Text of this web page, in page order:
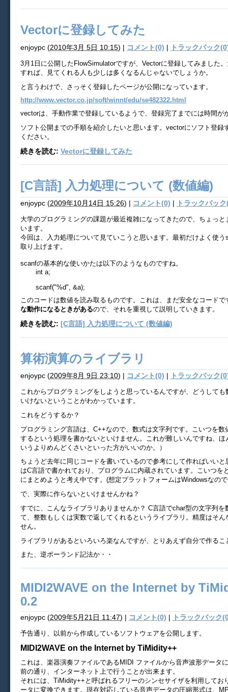
Vectorに登録してみた
enjoypc (2010年3月 5日 10:15) | コメント(0) | トラックバック
3月1日に公開したFlowSimulatorですが、Vectorに登録してみました
すれば、見てくれる人も少しは多くなるんじゃないでしょうか。
と言うわけで、さっそく登録したページが公開になっています。
http://www.vector.co.jp/soft/winnt/edu/se482322.html
vectorは、手動作業で登録しているようで、登録完了までには時間が
ソフト公開までの手順を紹介したいと思います。vectorにソフト登録
ください。
続きを読む: Vectorに登録してみた
[C言語] 入力処理について (数値編)
enjoypc (2009年10月14日 15:26) | コメント(0) | トラックバッ
大学のプログラミングの課題が最近複雑になってきたので、ちょっ
います。
今回は、入力処理について見ていこうと思います。最初だけよく使
取り上げます。
scanfの基本的な使いかたは以下のようなものですね。
int a;
scanf("%d", &a);
このコードは数値を読み取るものです。これは、まだ安全なコードで
な動作になるときがあるので、それを重視して説明していきます。
続きを読む: [C言語] 入力処理について (数値編)
算術演算のライブラリ
enjoypc (2009年8月 9日 23:10) | コメント(0) | トラックバック
これからプログラミングをしようと思っているんですが、どうして
いけないということがわかっています。
これをどうするか？
プログラミング言語は、C++なので、数式は文字列です。こいつを数
するという処理を書かないといけません。これが難しいんですね、ほ
いうよりめんどくさいといった方がいいのか。）
ちょうど去年に同じコードを書いているので参考にして作ればいい
はC言語で書かれており、プログラムに内蔵されています。こいつを
にまとめようと考え中です。(想定プラットフォームはWindowsなの
で、実際に作らないといけませんかね？
すでに、こんなライブラリありませんか？ C言語でchar型の文字列を
て、整数もしくは実数で返してくれるというライブラリ。精度はそん
せん。
ライブラリがあるといろいろ楽なんですが、とりあえず自分で作るこ
また、逆ポーランド記法か・・
MIDI2WAVE on the Internet by
0.2
enjoypc (2009年5月21日 11:47) | コメント(0) | トラックバック
予告通り、以前から作成しているソフトウェアを公開します。
MIDI2WAVE on the Internet by TiMidity++
これは、楽器演奏ファイルであるMIDI ファイルから音声波形データ
前の通り、インターネット上で行うことが出来ます。
それには、TiMidity++と呼ばれるフリーのシンセサイザを利用してお
ータに変換できます。現在対応している音声データの圧縮形式は、